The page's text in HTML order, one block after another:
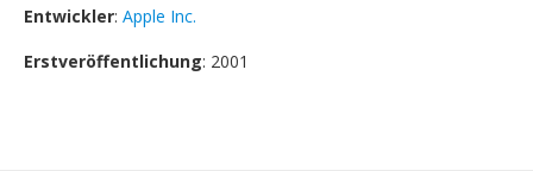
Entwickler: Apple Inc.
Erstveröffentlichung: 2001